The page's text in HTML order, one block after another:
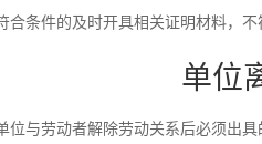
条件的及时开具相关证明材料，
单位
与劳动者解除劳动关系后必须出